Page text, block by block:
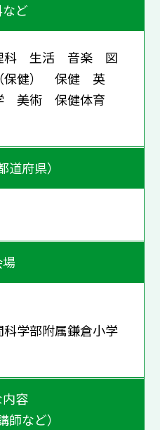
ど
科 生活 音楽 図
保健） 保健 英
美術 保健体育
道府県）
学部附属鎌倉小学
容
師など）